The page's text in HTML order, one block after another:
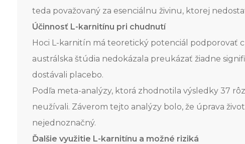
teda považovaný za esenciálnu živinu, ktorej
Účinnosť L-karnitínu pri chudnutí
Hoci L-karnitín má teoretický potenciál podporovať
austrálska štúdia nedokázala preukázať žiadne
dostávali placebo.
Podľa meta-analýzy, ktorá zhodnotila výsledky 37
neužívali. Záverom tejto analýzy bolo, že úprava
nejednoznačný.
Ďalšie využitie L-karnitínu a možné riziká